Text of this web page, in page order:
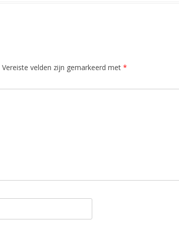
Vereiste velden zijn gemarkeerd met *